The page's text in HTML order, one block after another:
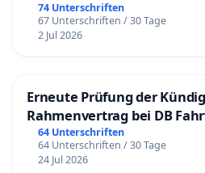
74 Unterschriften
67 Unterschriften / 30 Tage
2 Jul 2026
Erneute Prüfung der
Rahmenvertrag bei DB
64 Unterschriften
64 Unterschriften / 30 Tage
24 Jul 2026